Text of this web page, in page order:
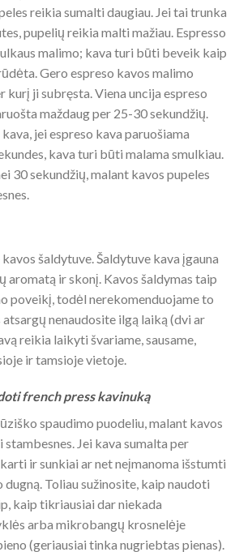
reikia sumalti daugiau. Jei tai trunka
pupelių reikia malti mažiau. Espresso
malimo; kava turi būti beveik kaip
Gero espreso kavos malimo
kurį ji subręsta. Viena uncija espreso
maždaug per 25-30 sekundžių.
jei espreso kava paruošiama
kava turi būti malama smulkiau.
30 sekundžių, malant kavos pupeles
šaldytuve. Šaldytuve kava įgauna
ir skonį. Kavos šaldymas taip
poveikį, todėl nerekomenduojame to
nenaudosite ilgą laiką (dvi ar
reikia laikyti švariame, sausame,
ir tamsioje vietoje.
french press kavinuką
spaudimo puodeliu, malant kavos
Jei kava sumalta per
ir sunkiai ar net neįmanoma išstumti
Toliau sužinosite, kaip naudoti
kaip tikriausiai dar niekada
arba mikrobangų krosnelėje
(geriausiai tinka nugriebtas pienas).